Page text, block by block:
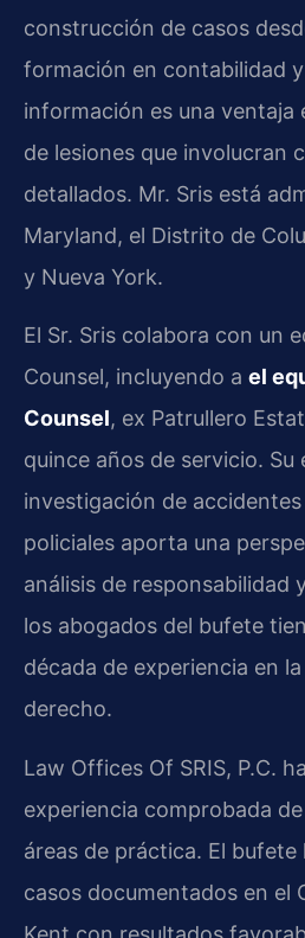
construcción de casos
formación en contabilidad
información es una ventaja
de lesiones que involucran
detallados. Mr. Sris está
Maryland, el Distrito de
y Nueva York.
El Sr. Sris colabora con un
Counsel, incluyendo a el
Counsel, ex Patrullero
quince años de servicio. Su
investigación de
policiales aporta una
análisis de responsabilidad
los abogados del bufete
década de experiencia en
derecho.
Law Offices Of SRIS, P.C.
experiencia comprobada
áreas de práctica. El
casos documentados en el